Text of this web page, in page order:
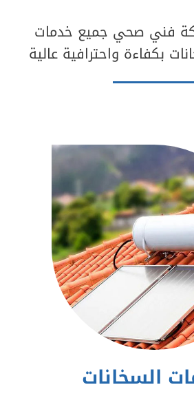
فني صحي جميع خدمات
بكفاءة واحترافية عالية
السخانات